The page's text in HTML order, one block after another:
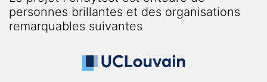
personnes brillantes et des organisations
remarquables suivantes